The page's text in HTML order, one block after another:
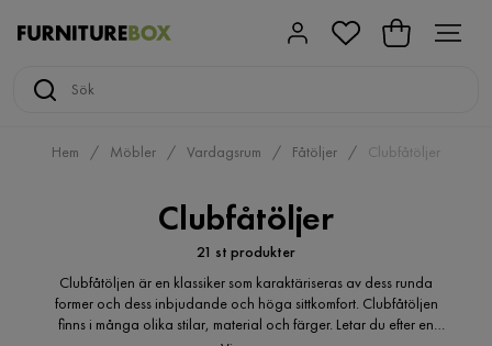
Hem Möbler Vardagsrum Fåtöljer Clubfåtöljer
Clubfåtöljer
21 st produkter
Clubfåtöljen är en klassiker som karaktäriseras av dess runda
former och dess inbjudande och höga sittkomfort. Clubfåtöljen
finns i många olika stilar, material och färger. Letar du efter en